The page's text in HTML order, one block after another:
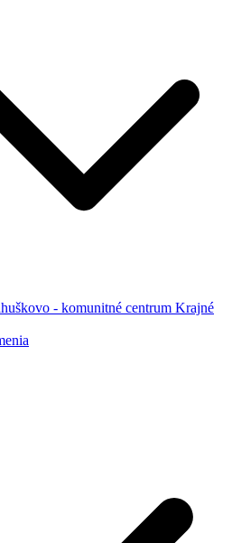
- komunitné centrum Krajné